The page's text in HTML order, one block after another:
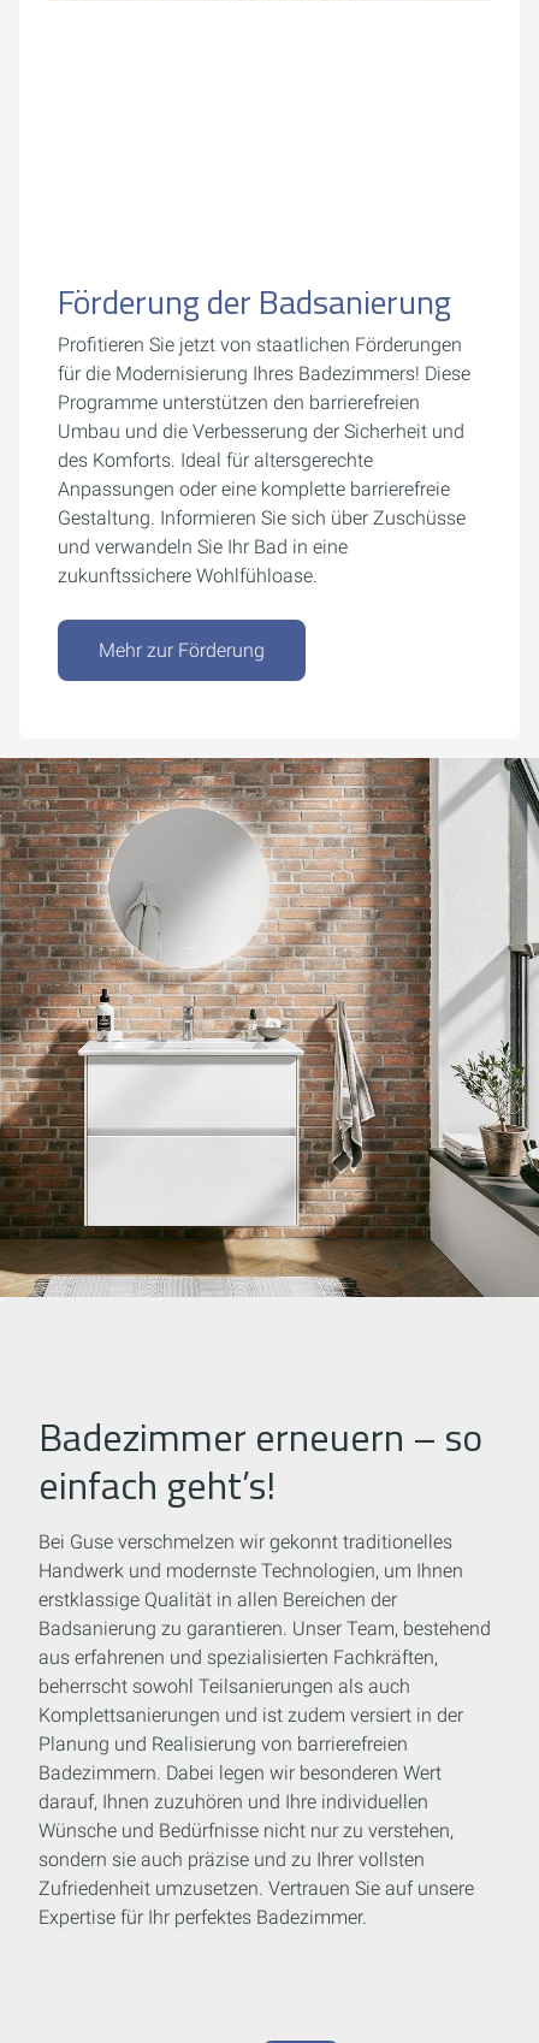
Förderung der Badsanierung
Profitieren Sie jetzt von staatlichen Förderungen
für die Modernisierung Ihres Badezimmers! Diese
Programme unterstützen den barrierefreien
Umbau und die Verbesserung der Sicherheit und
des Komforts. Ideal für altersgerechte
Anpassungen oder eine komplette barrierefreie
Gestaltung. Informieren Sie sich über Zuschüsse
und verwandeln Sie Ihr Bad in eine
zukunftssichere Wohlfühloase.
Mehr zur Förderung
Badezimmer erneuern – so
einfach geht’s!
Bei Guse verschmelzen wir gekonnt traditionelles
Handwerk und modernste Technologien, um Ihnen
erstklassige Qualität in allen Bereichen der
Badsanierung zu garantieren. Unser Team, bestehend
aus erfahrenen und spezialisierten Fachkräften,
beherrscht sowohl Teilsanierungen als auch
Komplettsanierungen und ist zudem versiert in der
Planung und Realisierung von barrierefreien
Badezimmern. Dabei legen wir besonderen Wert
darauf, Ihnen zuzuhören und Ihre individuellen
Wünsche und Bedürfnisse nicht nur zu verstehen,
sondern sie auch präzise und zu Ihrer vollsten
Zufriedenheit umzusetzen. Vertrauen Sie auf unsere
Expertise für Ihr perfektes Badezimmer.